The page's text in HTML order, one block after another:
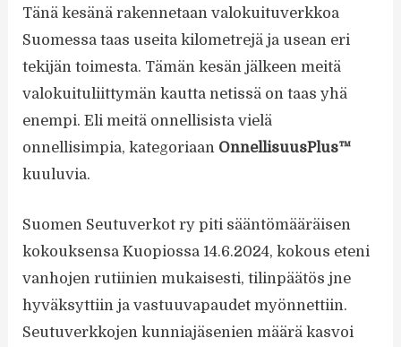
Tänä kesänä rakennetaan valokuituverkkoa
Suomessa taas useita kilometrejä ja usean eri
tekijän toimesta. Tämän kesän jälkeen meitä
valokuituliittymän kautta netissä on taas yhä
enempi. Eli meitä onnellisista vielä
onnellisimpia, kategoriaan OnnellisuusPlus™
kuuluvia.
Suomen Seutuverkot ry piti sääntömääräisen
kokouksensa Kuopiossa 14.6.2024, kokous eteni
vanhojen rutiinien mukaisesti, tilinpäätös jne
hyväksyttiin ja vastuuvapaudet myönnettiin.
Seutuverkkojen kunniajäsenien määrä kasvoi